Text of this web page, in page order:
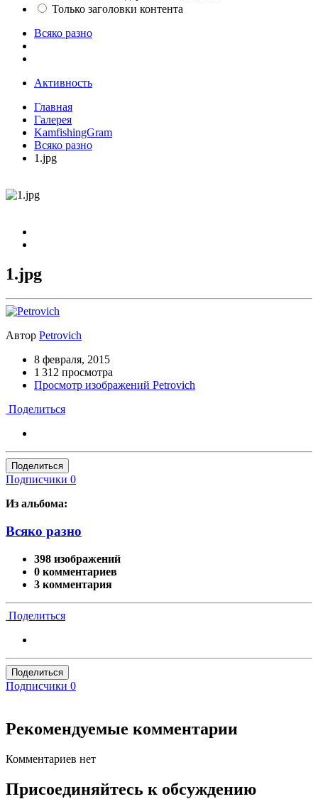
Только заголовки контента
Всяко разно
Активность
Главная
Галерея
KamfishingGram
Всяко разно
1.jpg
1.jpg
Автор Petrovich
8 февраля, 2015
1 312 просмотра
Просмотр изображений Petrovich
Поделиться
Поделиться
Подписчики 0
Из альбома:
Всяко разно
398 изображений
0 комментариев
3 комментария
Поделиться
Поделиться
Подписчики 0
Рекомендуемые комментарии
Комментариев нет
Присоединяйтесь к обсуждению